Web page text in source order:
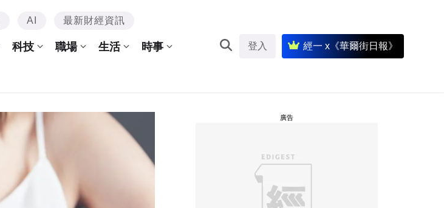
AI 最新財經資訊
科技 職場 生活 時事 登入 經一 x《華爾街日報》
廣告